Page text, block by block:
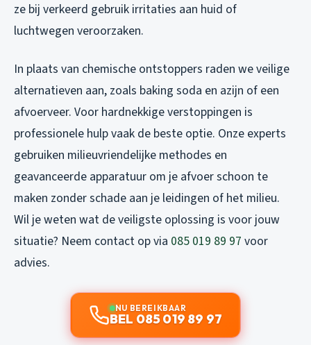
ze bij verkeerd gebruik irritaties aan huid of
luchtwegen veroorzaken.
In plaats van chemische ontstoppers raden we veilige
alternatieven aan, zoals baking soda en azijn of een
afvoerveer. Voor hardnekkige verstoppingen is
professionele hulp vaak de beste optie. Onze experts
gebruiken milieuvriendelijke methodes en
geavanceerde apparatuur om je afvoer schoon te
maken zonder schade aan je leidingen of het milieu.
Wil je weten wat de veiligste oplossing is voor jouw
situatie? Neem contact op via 085 019 89 97 voor
advies.
NU BEREIKBAAR
BEL 085 019 89 97